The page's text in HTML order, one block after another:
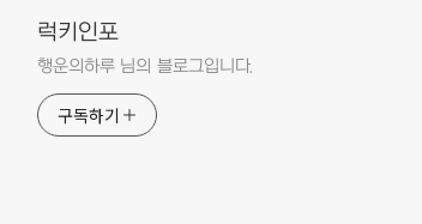
럭키인포
행운의하루 님의 블로그입니다.
구독하기